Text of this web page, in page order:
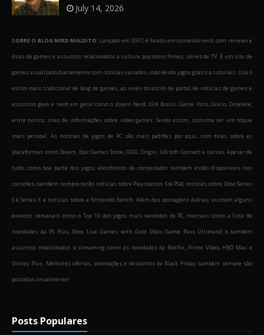
July 14, 2026
SOBRE O BLOG NERD MALDITO: Lançado em 2007, é focado em conteúdo nerd, com reviews e
dicas de games e assuntos relacionados a cultura pop como filmes, séries de TV. É um site de
games atualizado diariamente com notícias variadas, indo desde jogos grátis a tutoriais. Usa o
estilo mais tradicional de blog de games, ao invés do estilo de portal de notícias de games e
assuntos geek e nerd em geral como o Jovem Nerd, IGN Brasil, Game Vicio, Ovicio, Omelete,
entre outros sites de informações sobre video games. Sendo assim, costuma ter um toque
mais pessoal. As notícias de jogos de PC são mais padrões por aqui, com dicas sobre as
plataformas como Steam, Epic Games Store, GOG, Origin, Ubisoft Connect e outras. Apesar de
tudo, como boa parte dos jogos eletrônicos de computador também estão disponíveis nos
consoles, também sempre terão notícias sobre Playstation 5 (e PS4), notícias sobre Xbox Series
S e Series X e notícias sobre a Nintendo Switch. Além das postagens diárias, existem alguns
eventos semanais como o Top 10 dos jogos mais vendidos de PC, mensais como a lista de
novidades da PS Plus, Xbox Live Games with Gold (Xbox Game Pass Ultimate) e também
assuntos relacionados a streaming como as novidades da Netflix, Prime Video, HBO Max e
Disney Plus. Melhores ofertas, promoções e descontos da Black Friday também sempre são
postadas anualmente!
Posts Populares